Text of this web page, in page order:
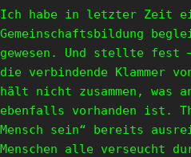
Ich habe in letzter Zeit
Gemeinschaftsbildung
gewesen. Und stellte fest
die verbindende Klammer
hält nicht zusammen, was
ebenfalls vorhanden ist.
Mensch sein“ bereits
Menschen alle verseucht